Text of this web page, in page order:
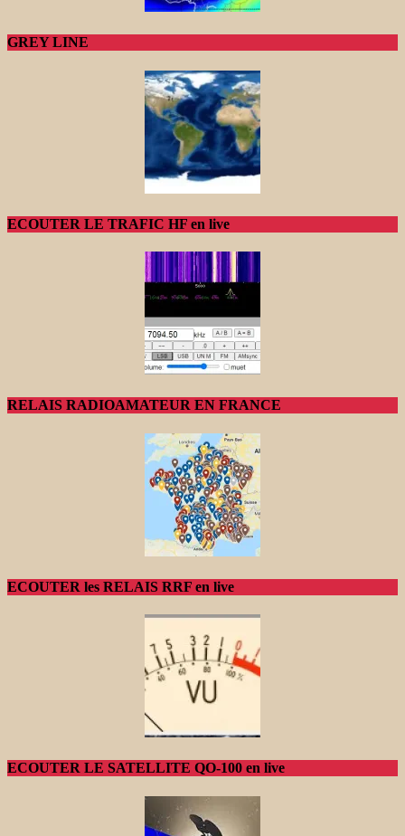
GREY LINE
ECOUTER LE TRAFIC HF en live
RELAIS RADIOAMATEUR EN FRANCE
ECOUTER les RELAIS RRF en live
ECOUTER LE SATELLITE QO-100 en live